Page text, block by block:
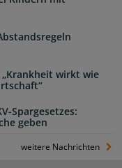
wirkt wie
Spargesetzes:
geben
weitere Nachrichten